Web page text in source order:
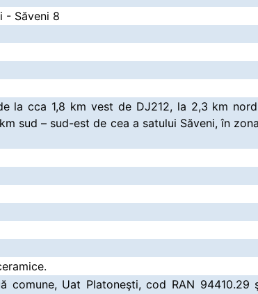
- Săveni 8
la cca 1,8 km vest de DJ212, la 2,3 km
sud – sud-est de cea a satului Săveni, în
comune, Uat Platoneşti, cod RAN 94410.29